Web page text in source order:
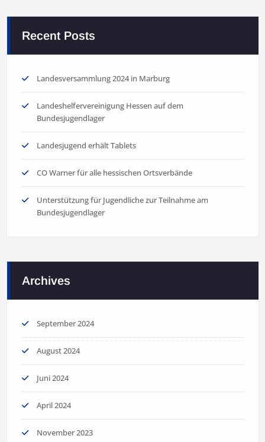
Recent Posts
Landesversammlung 2024 in Marburg
Landeshelfervereinigung Hessen auf dem
Bundesjugendlager
Landesjugend erhält Tablets
CO Warner für alle hessischen Ortsverbände
Unterstützung für Jugendliche zur Teilnahme am
Bundesjugendlager
Archives
September 2024
August 2024
Juni 2024
April 2024
November 2023